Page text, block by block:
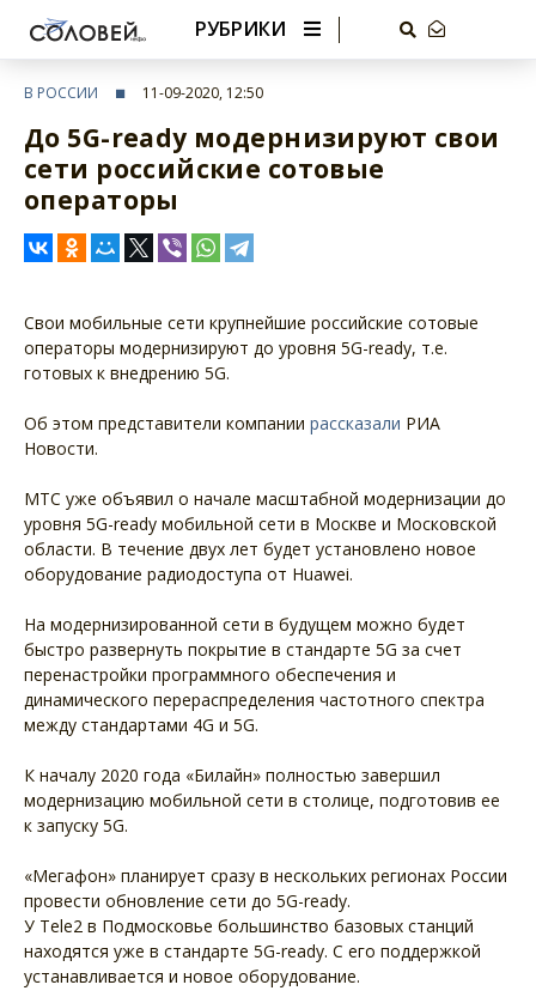
РУБРИКИ
В РОССИИ 11-09-2020, 12:50
До 5G-ready модернизируют свои
сети российские сотовые
операторы
Свои мобильные сети крупнейшие российские сотовые
операторы модернизируют до уровня 5G-ready, т.е.
готовых к внедрению 5G.
Об этом представители компании рассказали РИА
Новости.
МТС уже объявил о начале масштабной модернизации до
уровня 5G-ready мобильной сети в Москве и Московской
области. В течение двух лет будет установлено новое
оборудование радиодоступа от Huawei.
На модернизированной сети в будущем можно будет
быстро развернуть покрытие в стандарте 5G за счет
перенастройки программного обеспечения и
динамического перераспределения частотного спектра
между стандартами 4G и 5G.
К началу 2020 года «Билайн» полностью завершил
модернизацию мобильной сети в столице, подготовив ее
к запуску 5G.
«Мегафон» планирует сразу в нескольких регионах России
провести обновление сети до 5G-ready.
У Tele2 в Подмосковье большинство базовых станций
находятся уже в стандарте 5G-ready. С его поддержкой
устанавливается и новое оборудование.